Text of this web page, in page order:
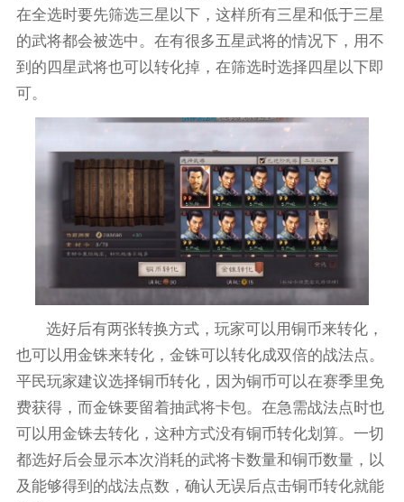
在全选时要先筛选三星以下，这样所有三星和低于三星
的武将都会被选中。在有很多五星武将的情况下，用不
到的四星武将也可以转化掉，在筛选时选择四星以下即
可。
选好后有两张转换方式，玩家可以用铜币来转化，
也可以用金铢来转化，金铢可以转化成双倍的战法点。
平民玩家建议选择铜币转化，因为铜币可以在赛季里免
费获得，而金铢要留着抽武将卡包。在急需战法点时也
可以用金铢去转化，这种方式没有铜币转化划算。一切
都选好后会显示本次消耗的武将卡数量和铜币数量，以
及能够得到的战法点数，确认无误后点击铜币转化就能